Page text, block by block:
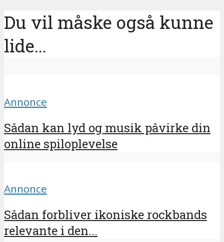
Du vil måske også kunne
lide...
Annonce
Sådan kan lyd og musik påvirke din
online spiloplevelse
Annonce
Sådan forbliver ikoniske rockbands
relevante i den...